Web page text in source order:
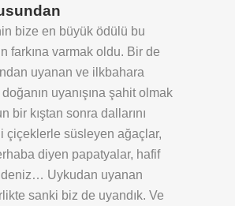
bize en büyük ödülü bu
farkına varmak oldu. Bir de
uyanan ve ilkbahara
uyanışına şahit olmak
bir kıştan sonra dallarını
çiçeklerle süsleyen ağaçlar,
diyen papatyalar, hafif
deniz… Uykudan uyanan
sanki biz de uyandık. Ve